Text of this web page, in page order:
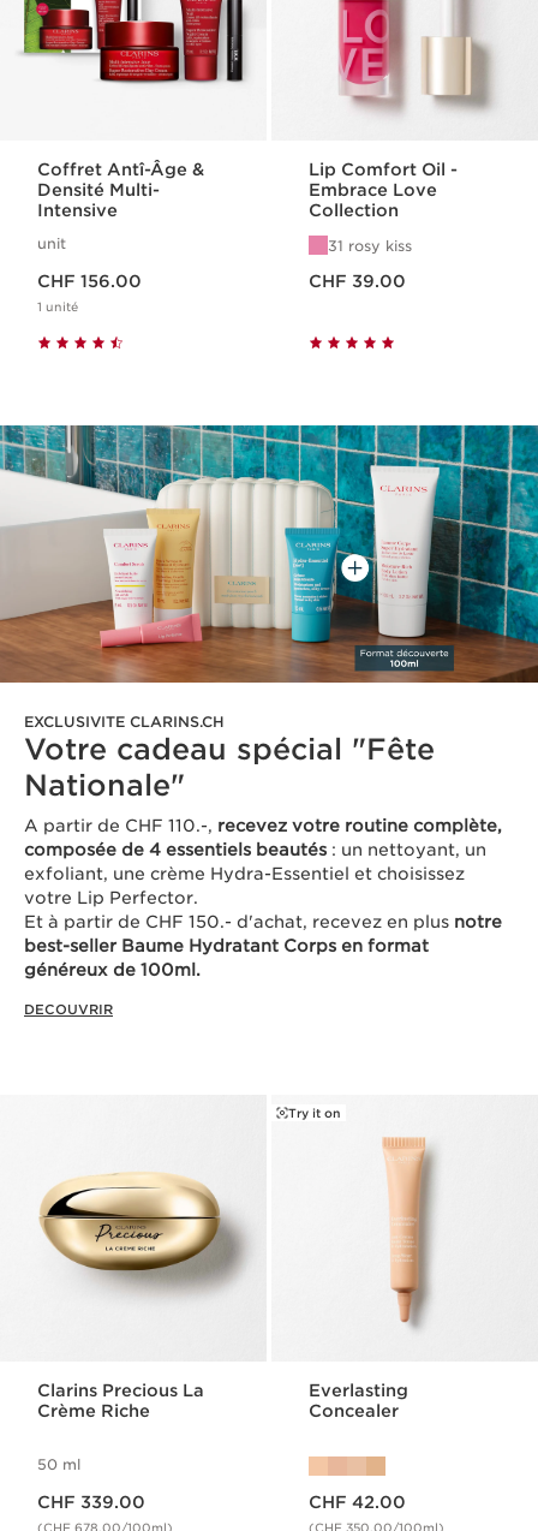
Coffret Antî-Âge &
Densité Multi-
Intensive
unit
CHF 156.00
1 unité
Lip Comfort Oil -
Embrace Love
Collection
31 rosy kiss
CHF 39.00
EXCLUSIVITE CLARINS.CH
Votre cadeau spécial "Fête
Nationale"
A partir de CHF 110.-, recevez votre routine complète,
composée de 4 essentiels beautés : un nettoyant, un
exfoliant, une crème Hydra-Essentiel et choisissez
votre Lip Perfector.
Et à partir de CHF 150.- d'achat, recevez en plus notre
best-seller Baume Hydratant Corps en format
généreux de 100ml.
DECOUVRIR
Clarins Precious La
Crème Riche
50 ml
CHF 339.00
(CHF 678.00/100ml)
Try it on
Everlasting
Concealer
CHF 42.00
(CHF 350.00/100ml)